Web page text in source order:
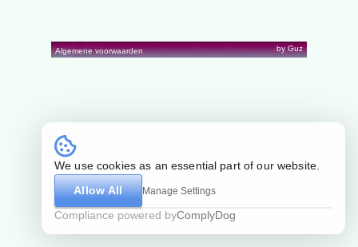
Algemene voorwaarden by Guz
We use cookies as an essential part of our website.
Allow All
Manage Settings
Compliance powered byComplyDog